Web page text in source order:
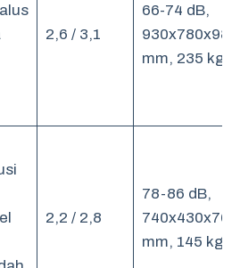
2,6 / 3,1
66-74 dB,
930x780x980
mm, 235 kg
2,2 / 2,8
78-86 dB,
740x430x760
mm, 145 kg